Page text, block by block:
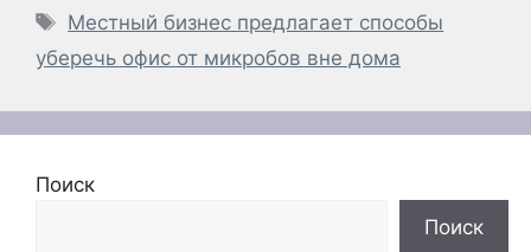
Метки
Местный бизнес предлагает способы
уберечь офис от микробов вне дома
Поиск
Поиск